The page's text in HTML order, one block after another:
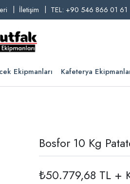
İletişim TEL: +90 546 866 01 61
Ekipmanları Kafeterya
Bosfor 10 Kg
₺50.779,68 TL +